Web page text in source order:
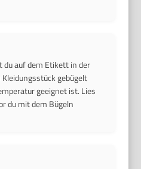
du auf dem Etikett in der
Kleidungsstück gebügelt
geeignet ist. Lies
du mit dem Bügeln